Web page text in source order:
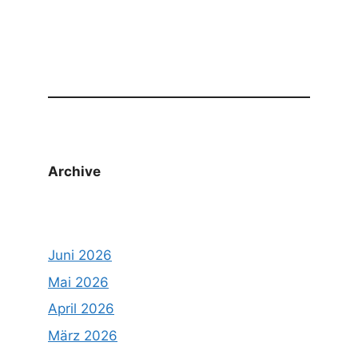
Archive
Juni 2026
Mai 2026
April 2026
März 2026